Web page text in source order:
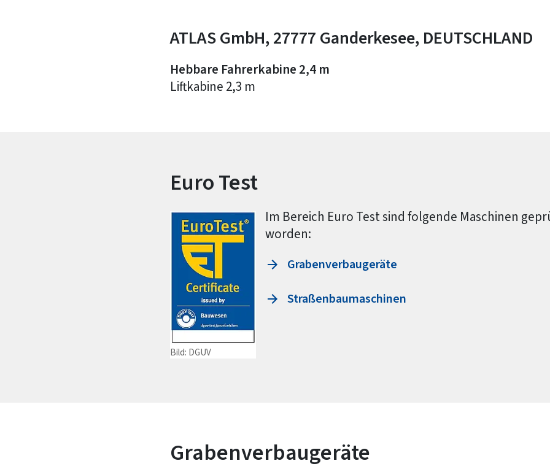
ATLAS GmbH, 27777 Ganderkesee, DEUTSCHLAND
Hebbare Fahrerkabine 2,4 m
Liftkabine 2,3 m
Euro Test
Bild: DGUV
Im Bereich Euro Test sind folgende Maschinen
worden:
Grabenverbaugeräte
Straßenbaumaschinen
Grabenverbaugeräte